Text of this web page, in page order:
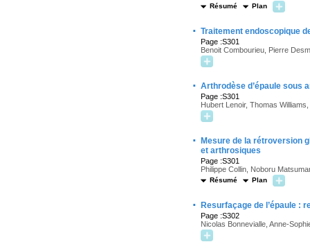
Résumé Plan
· Traitement endoscopique
Page :S301
Benoit Combourieu, Pierre
· Arthrodèse d’épaule sous
Page :S301
Hubert Lenoir, Thomas
·
Mesure de la rétroversion
et arthrosiques
Page :S301
Philippe Collin, Noboru
Résumé Plan
· Resurfaçage de l’épaule :
Page :S302
Nicolas Bonnevialle, Anne-